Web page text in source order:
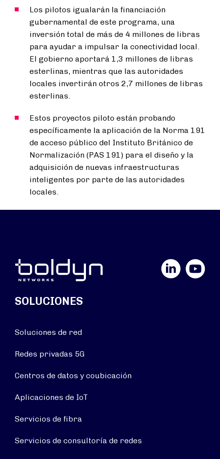
Los pilotos igualarán la financiación
gubernamental de este programa, una
inversión total de más de 4 millones de libras
para ayudar a impulsar la conectividad local.
El gobierno aportará 1,3 millones de libras
esterlinas, mientras que las autoridades
locales invertirán otros 2,7 millones de libras
esterlinas.
Estos proyectos piloto están probando
específicamente la aplicación de la Norma 191
de acceso público del Instituto Británico de
Normalización (PAS 191) para el diseño y la
adquisición de nuevas infraestructuras
inteligentes por parte de las autoridades
locales.
YouTube
SOLUCIONES
Soluciones de red
Redes privadas 5G
Centros de datos y coubicación
Aplicaciones de IoT
Servicios de fibra
Servicios de consultoría de redes